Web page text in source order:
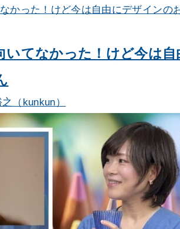
いてなかった！けど今は
（kunkun）